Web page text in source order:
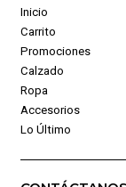
Inicio
Carrito
Promociones
Calzado
Ropa
Accesorios
Lo Último